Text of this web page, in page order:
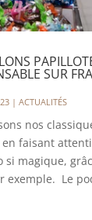
SUR
| ACTUALITÉS
nos
faisant
si magique,
exemple. Le